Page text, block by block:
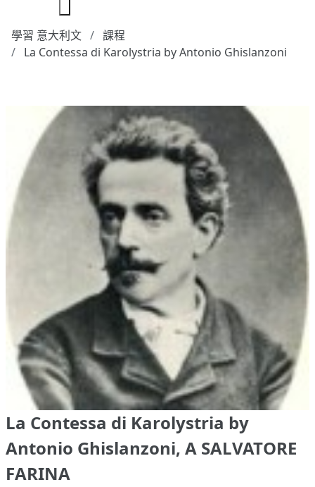
學習 意大利文
課程
La Contessa di Karolystria by Antonio Ghislanzoni
La Contessa di Karolystria by
Antonio Ghislanzoni, A SALVATORE
FARINA